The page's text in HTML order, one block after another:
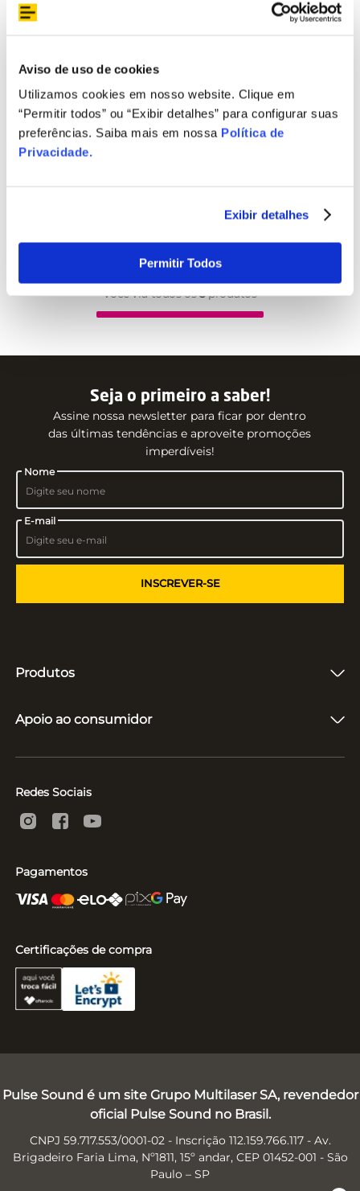
Aviso de uso de cookies
Utilizamos cookies em nosso website. Clique em
“Permitir todos” ou “Exibir detalhes” para configurar suas
preferências. Saiba mais em nossa Política de
Privacidade.
Exibir detalhes
Permitir Todos
Pulse Torre Double 12
Você viu todos os3produtos
Seja o primeiro a saber!
Assine nossa newsletter para ficar por dentro
das últimas tendências e aproveite promoções
imperdíveis!
Nome
E-mail
INSCREVER-SE
Produtos
Caixas de Som
Vitrolas e Toca-Discos
Apoio ao consumidor
Suporte e Reparo
Políticas
Redes Sociais
Pagamentos
Certificações de compra
Pulse Sound é um site Grupo Multilaser SA, revendedor
oficial Pulse Sound no Brasil.
CNPJ 59.717.553/0001-02 - Inscrição 112.159.766.117 - Av.
Brigadeiro Faria Lima, Nº1811, 15º andar, CEP 01452-001 - São
Paulo – SP